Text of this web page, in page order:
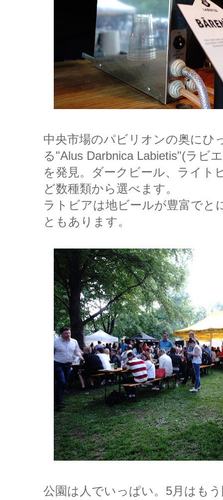
中央市場のパビリオンの奥にひ
る"Alus Darbnica Labietis"(ラビ
を発見。ダークビール、ライト
ど数種類から選べます。
ラトビアは地ビールが豊富でと
ともあります。
公園は人でいっぱい。5月はも